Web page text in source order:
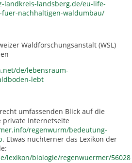
landkreis-landsberg.de/eu-life-
nachhaltigen-waldumbau/
Waldforschungsanstalt (WSL)
de/lebensraum-
lebt
umfassenden Blick auf die
private Internetseite
regenwurm/bedeutung-
. Etwas nüchterner das Lexikon der
lexikon/biologie/regenwuermer/56028